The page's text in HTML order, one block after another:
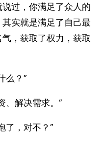
过，你满足了众人的
实就是满足了自己最
，获取了权力，获取
么？”
、解决需求。”
了，对不？”